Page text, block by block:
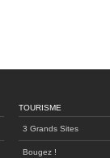
TOURISME
3 Grands Sites
Bougez !